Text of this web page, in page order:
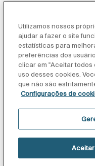
Atendimento ao
Sobre nós
Inspiração
Utilizamos nossos
ajudar a fazer o site
estatísticas para
preferências dos
clicar em "Aceitar todos
uso desses cookies.
que não são
Configurações de